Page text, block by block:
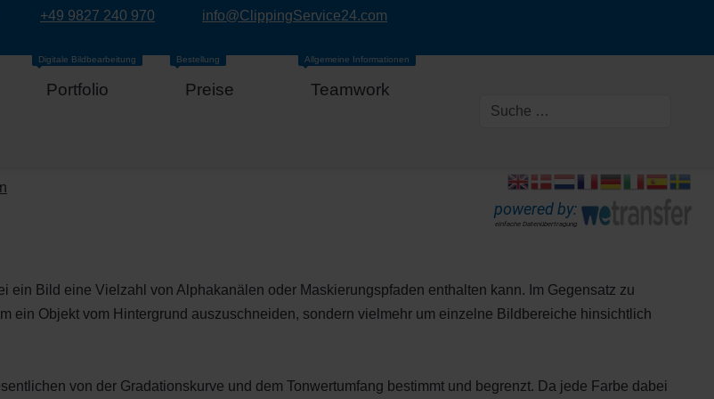
+49 9827 240 970
info@ClippingService24.com
Portfolio
Digitale Bildbearbeitung
Preise
Bestellung
Teamwork
Allgemeine Informationen
powered by:
einfache Datenübertragung
Bild eine Vielzahl von Alphakanälen oder Maskierungspfaden enthalten kann. Im Gegensatz zu
ein Objekt vom Hintergrund auszuschneiden, sondern vielmehr um einzelne Bildbereiche hinsichtlich
von der Gradationskurve und dem Tonwertumfang bestimmt und begrenzt. Da jede Farbe dabei